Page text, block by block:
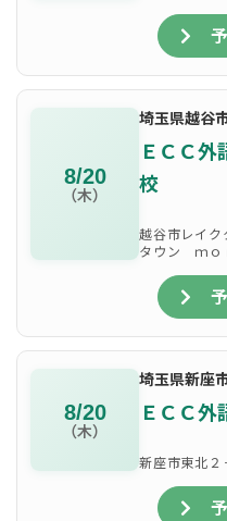
8/20
（木）
埼玉県越谷
ＥＣＣ
校
越谷市レイク
タウン ｍｏ
8/20
（木）
埼玉県新座
ＥＣＣ
新座市東北２